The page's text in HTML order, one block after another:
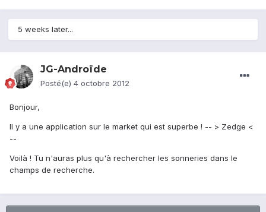
5 weeks later...
JG-Androïde
Posté(e) 4 octobre 2012
Bonjour,
Il y a une application sur le market qui est superbe ! -- > Zedge <
--
Voilà ! Tu n'auras plus qu'à rechercher les sonneries dans le
champs de recherche.